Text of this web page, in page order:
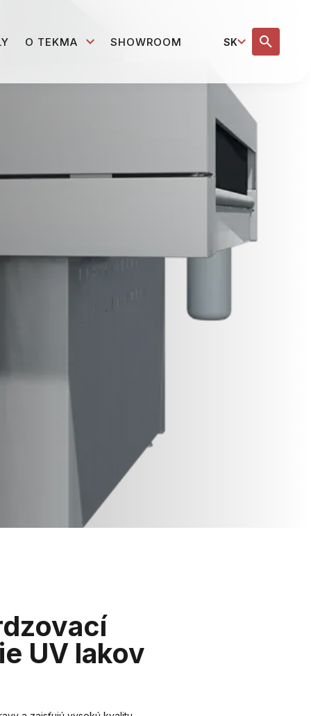
O TEKMA SHOWROOM SK
UV lakov